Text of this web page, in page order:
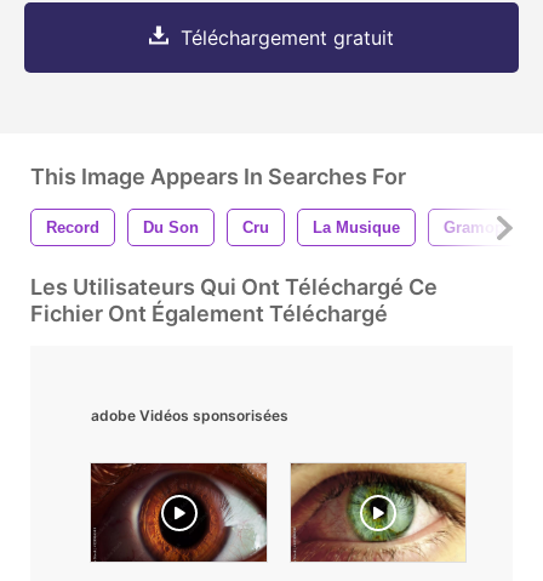
Téléchargement gratuit
This Image Appears In Searches For
Record Du Son Cru La Musique Gramophone
Les Utilisateurs Qui Ont Téléchargé Ce
Fichier Ont Également Téléchargé
adobe Vidéos sponsorisées